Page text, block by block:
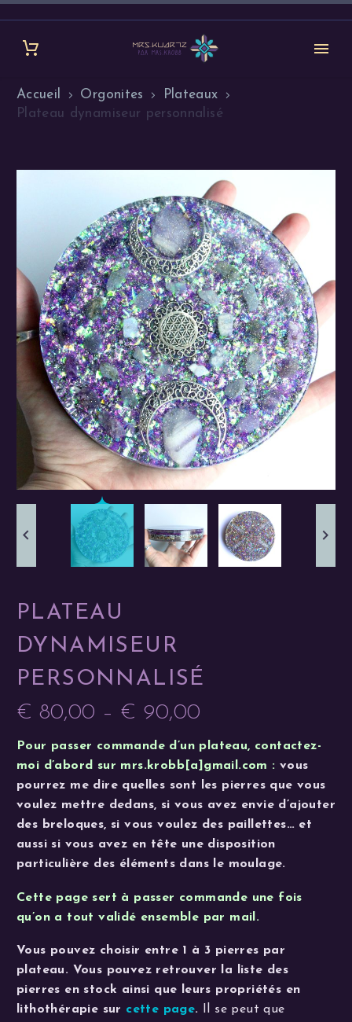
Accueil Orgonites
Plateaux
Plateau dynamiseur personnalisé
PLATEAU
DYNAMISEUR
PERSONNALISÉ
€ 80,00 – € 90,00
de
prix :
€ 80,00
à
€ 90,00
Pour passer commande d’un plateau, contactez-
moi d’abord sur mrs.krobb[a]gmail.com : vous
pourrez me dire quelles sont les pierres que vous
voulez mettre dedans, si vous avez envie d’ajouter
des breloques, si vous voulez des paillettes… et
aussi si vous avez en tête une disposition
particulière des éléments dans le moulage.
Cette page sert à passer commande une fois
qu’on a tout validé ensemble par mail.
Vous pouvez choisir entre 1 à 3 pierres par
plateau. Vous pouvez retrouver la liste des
pierres en stock ainsi que leurs propriétés en
lithothérapie sur cette page. Il se peut que